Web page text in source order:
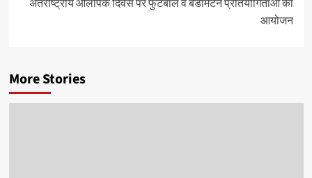
अंतर्राष्ट्रीय ओलंपिक दिवस पर फुटबॉल व बैडमिंटन प्रतियोगिताओं का
आयोजन
More Stories